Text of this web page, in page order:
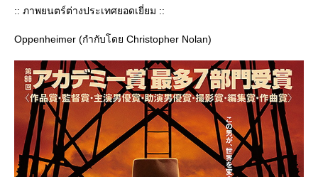
:: ภาพยนตร์ต่างประเทศยอดเยี่ยม ::
Oppenheimer (กำกับโดย Christopher Nolan)